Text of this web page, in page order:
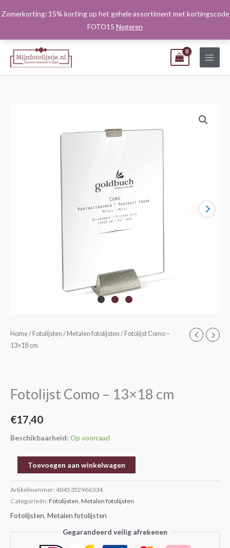
Zomerkorting: 15% korting op het gehele assortiment met kortingscode
FOTO15 Negeren
naar
Home/ Fotolijsten / Metalen fotolijsten / Fotolijst Como –
13×18 cm
Fotolijst Como – 13×18 cm
€17,40
Beschikbaarheid: Op voorraad
Fotolijst
Como
aantal
Toevoegen aan winkelwagen
Artikelnummer: 4045352966334
Categorieën: Fotolijsten Metalen fotolijsten
Fotolijsten, Metalen fotolijsten
Gegarandeerd veilig afrekenen